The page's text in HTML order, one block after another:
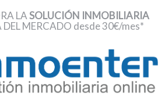
LASOLUCIÓN INMOBILIARIA
MERCADO desde 30€/mes*